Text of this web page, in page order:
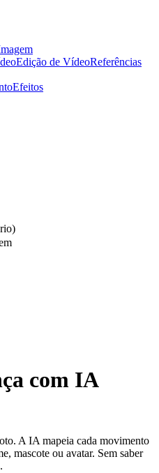
Edição de VídeoReferências
Efeitos
com IA
A IA mapeia cada movimento
mascote ou avatar. Sem saber